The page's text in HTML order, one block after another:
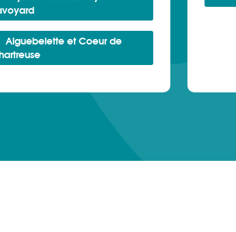
Aiguebelette et Coeur de